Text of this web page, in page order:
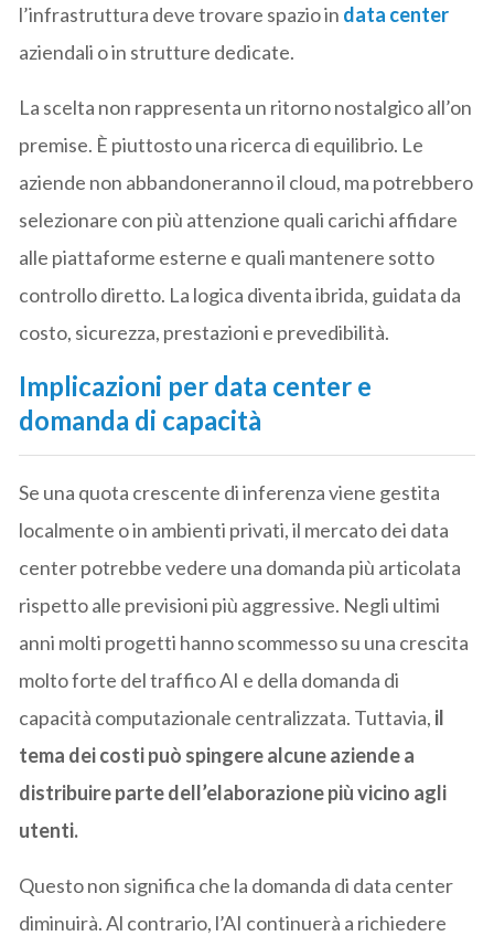
l’infrastruttura deve trovare spazio in data center
aziendali o in strutture dedicate.
La scelta non rappresenta un ritorno nostalgico all’on
premise. È piuttosto una ricerca di equilibrio. Le
aziende non abbandoneranno il cloud, ma potrebbero
selezionare con più attenzione quali carichi affidare
alle piattaforme esterne e quali mantenere sotto
controllo diretto. La logica diventa ibrida, guidata da
costo, sicurezza, prestazioni e prevedibilità.
Implicazioni per data center e
domanda di capacità
Se una quota crescente di inferenza viene gestita
localmente o in ambienti privati, il mercato dei data
center potrebbe vedere una domanda più articolata
rispetto alle previsioni più aggressive. Negli ultimi
anni molti progetti hanno scommesso su una crescita
molto forte del traffico AI e della domanda di
capacità computazionale centralizzata. Tuttavia, il
tema dei costi può spingere alcune aziende a
distribuire parte dell’elaborazione più vicino agli
utenti.
Questo non significa che la domanda di data center
diminuirà. Al contrario, l’AI continuerà a richiedere